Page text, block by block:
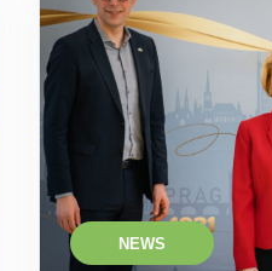
NEWS